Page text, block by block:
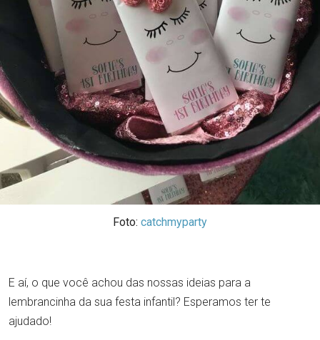
Foto: catchmyparty
E aí, o que você achou das nossas ideias para a
lembrancinha da sua festa infantil? Esperamos ter te
ajudado!